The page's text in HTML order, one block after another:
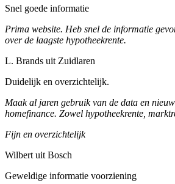
Snel goede informatie
Prima website. Heb snel de informatie
over de laagste hypotheekrente.
L. Brands uit Zuidlaren
Duidelijk en overzichtelijk.
Maak al jaren gebruik van de data en
homefinance. Zowel hypotheekrente,
Fijn en overzichtelijk
Wilbert uit Bosch
Geweldige informatie voorziening